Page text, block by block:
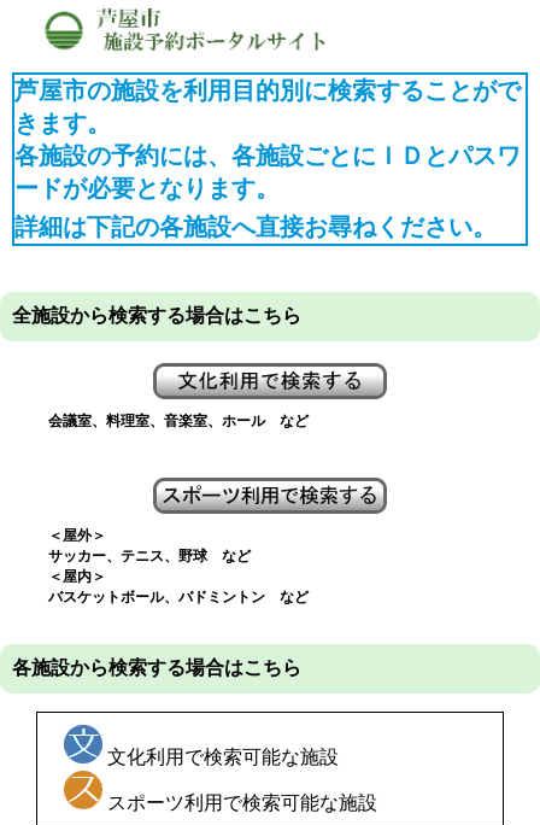
芦屋市の施設を利用目的別に検索することがで
きます。
各施設の予約には、各施設ごとにＩＤとパスワ
ードが必要となります。
詳細は下記の各施設へ直接お尋ねください。
全施設から検索する場合はこちら
会議室、料理室、音楽室、ホール など
＜屋外＞
サッカー、テニス、野球 など
＜屋内＞
バスケットボール、バドミントン など
各施設から検索する場合はこちら
文化利用で検索可能な施設
スポーツ利用で検索可能な施設